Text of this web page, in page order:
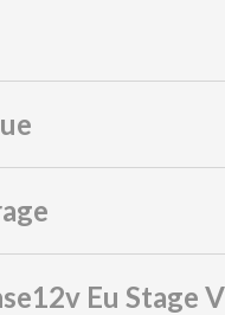
Eu Stage V